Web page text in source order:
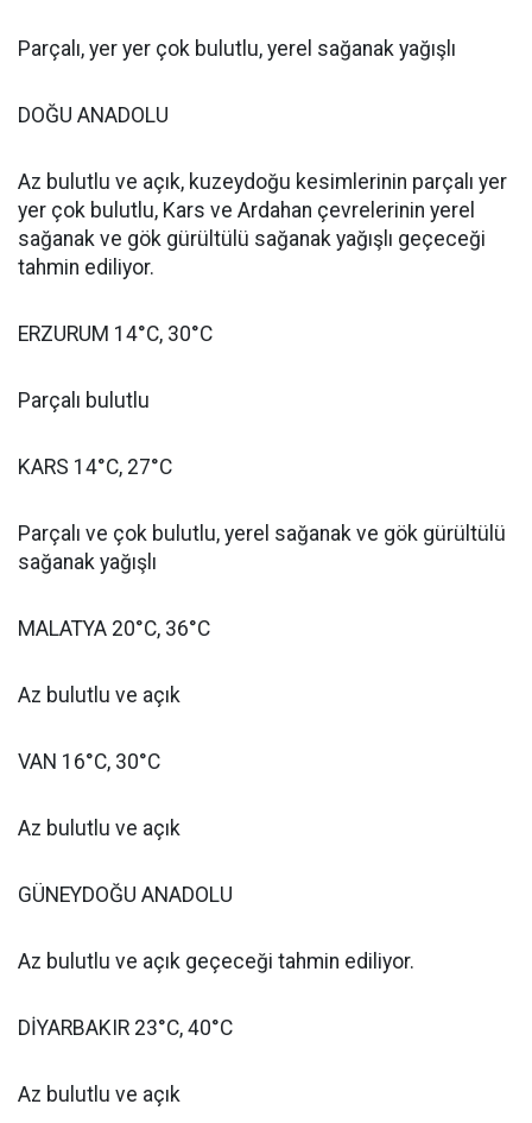
Parçalı, yer yer çok bulutlu, yerel sağanak yağışlı
DOĞU ANADOLU
Az bulutlu ve açık, kuzeydoğu kesimlerinin parçalı yer
yer çok bulutlu, Kars ve Ardahan çevrelerinin yerel
sağanak ve gök gürültülü sağanak yağışlı geçeceği
tahmin ediliyor.
ERZURUM 14°C, 30°C
Parçalı bulutlu
KARS 14°C, 27°C
Parçalı ve çok bulutlu, yerel sağanak ve gök gürültülü
sağanak yağışlı
MALATYA 20°C, 36°C
Az bulutlu ve açık
VAN 16°C, 30°C
Az bulutlu ve açık
GÜNEYDOĞU ANADOLU
Az bulutlu ve açık geçeceği tahmin ediliyor.
DİYARBAKIR 23°C, 40°C
Az bulutlu ve açık